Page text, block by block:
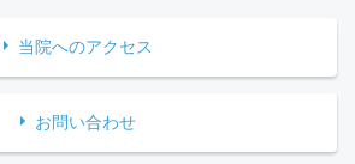
当院へのアクセス
お問い合わせ